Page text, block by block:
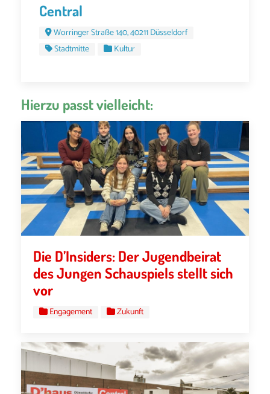
Central
Worringer Straße 140, 40211 Düsseldorf
Stadtmitte
Kultur
Hierzu passt vielleicht:
Die D’Insiders: Der Jugendbeirat
des Jungen Schauspiels stellt sich
vor
Engagement Zukunft